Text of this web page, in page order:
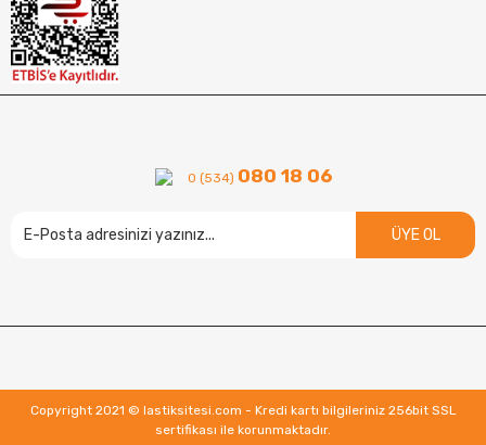
0 (534) 080 18 06
ÜYE OL
Copyright 2021 © lastiksitesi.com - Kredi kartı bilgileriniz 256bit SSL
sertifikası ile korunmaktadır.